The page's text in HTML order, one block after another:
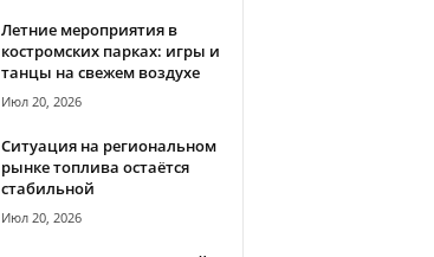
Летние мероприятия в
костромских парках: игры и
танцы на свежем воздухе
Июл 20, 2026
Ситуация на региональном
рынке топлива остаётся
стабильной
Июл 20, 2026